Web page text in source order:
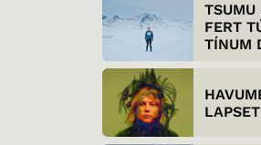
TSUMU
FERT
TÍNUM
LAPSET